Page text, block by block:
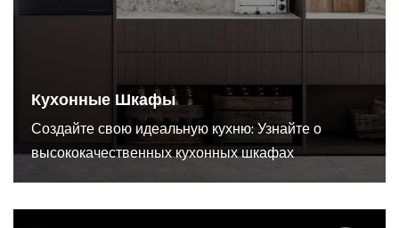
Кухонные Шкафы
Создайте свою идеальную кухню: Узнайте о
высококачественных кухонных шкафах